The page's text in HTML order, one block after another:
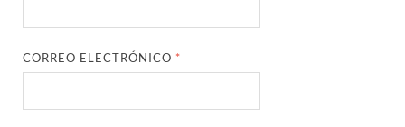
CORREO ELECTRÓNICO *